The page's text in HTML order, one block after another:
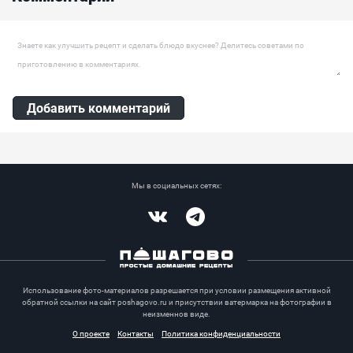
предотвращает авитаминоз и многое другое. ...
Оставить комментарий
Добавить комментарий
Мы в социальных сетях:
Использование фото-материалов разрешается при условии размещения активной
обратной ссылки на сайт poshagovo.ru и присутствии ватермарка на фотографии в
неизменнов виде.
О проекте
Контакты Политика конфиденциальности